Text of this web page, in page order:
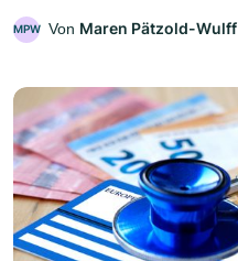
MPW Von Maren Pätzold-Wulff